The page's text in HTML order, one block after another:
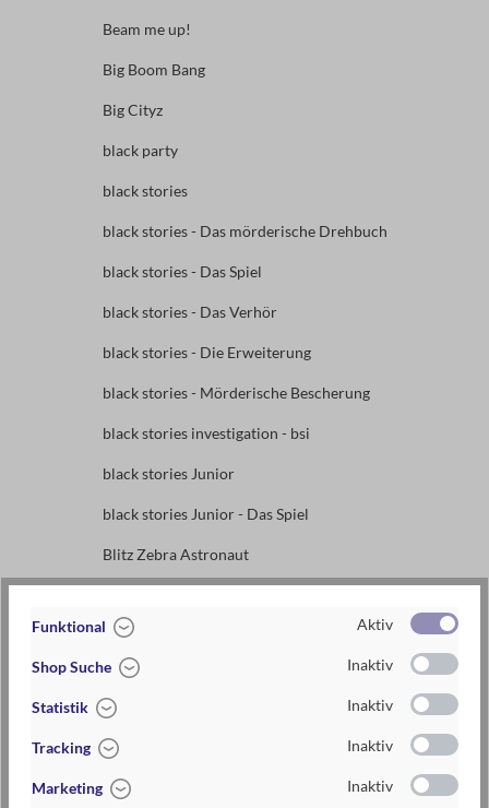
Beam me up!
Big Boom Bang
Big Cityz
black party
black stories
black stories - Das mörderische Drehbuch
black stories - Das Spiel
black stories - Das Verhör
black stories - Die Erweiterung
black stories - Mörderische Bescherung
black stories investigation - bsi
black stories Junior
black stories Junior - Das Spiel
Blitz Zebra Astronaut
BrainBox
Buongiorno Signorina
Buzzles
Funktional Aktiv
Shop Suche Inaktiv
Statistik Inaktiv
Tracking Inaktiv
Marketing Inaktiv